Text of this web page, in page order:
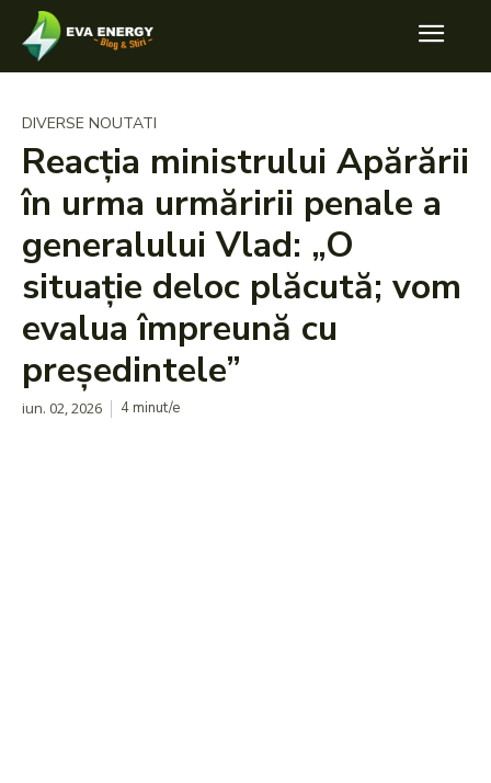
DIVERSE NOUTATI
Reacția ministrului Apărării
în urma urmăririi penale a
generalului Vlad: „O
situație deloc plăcută; vom
evalua împreună cu
președintele”
iun. 02, 2026 4minut/e